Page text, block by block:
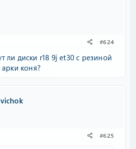
#624
ли диски r18 9j et30 с резиной
коня?
#625